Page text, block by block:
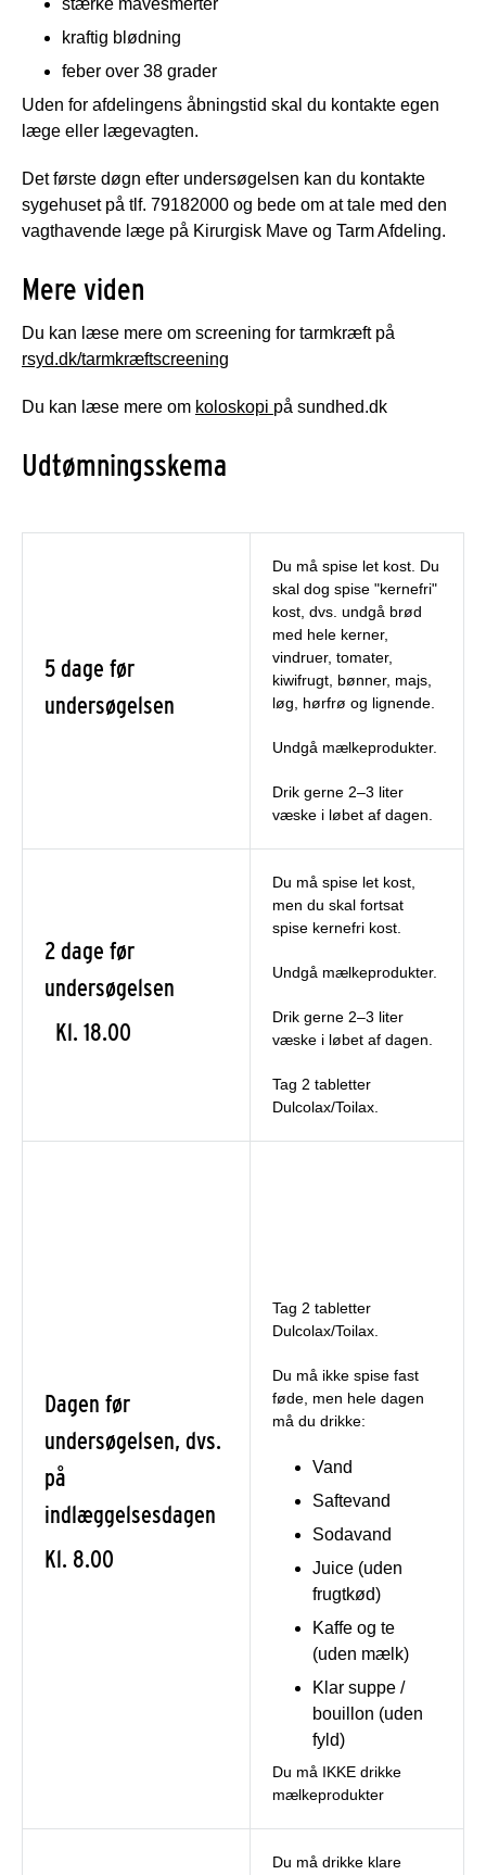
stærke mavesmerter
kraftig blødning
feber over 38 grader
Uden for afdelingens åbningstid skal du kontakte egen
læge eller lægevagten.
Det første døgn efter undersøgelsen kan du kontakte
sygehuset på tlf. 79182000 og bede om at tale med den
vagthavende læge på Kirurgisk Mave og Tarm Afdeling.
Mere viden
Du kan læse mere om screening for tarmkræft på
rsyd.dk/tarmkræftscreening
Du kan læse mere om koloskopi på sundhed.dk
Udtømningsskema
5 dage før
undersøgelsen
Du må spise let kost. Du
skal dog spise "kernefri"
kost, dvs. undgå brød
med hele kerner,
vindruer, tomater,
kiwifrugt, bønner, majs,
løg, hørfrø og lignende.
Undgå mælkeprodukter.
Drik gerne 2–3 liter
væske i løbet af dagen.
2 dage før
undersøgelsen
Kl. 18.00
Du må spise let kost,
men du skal fortsat
spise kernefri kost.
Undgå mælkeprodukter.
Drik gerne 2–3 liter
væske i løbet af dagen.
Tag 2 tabletter
Dulcolax/Toilax.
Dagen før
undersøgelsen, dvs.
på
indlæggelsesdagen
Kl. 8.00
Tag 2 tabletter
Dulcolax/Toilax.
Du må ikke spise fast
føde, men hele dagen
må du drikke:
Vand
Saftevand
Sodavand
Juice (uden
frugtkød)
Kaffe og te
(uden mælk)
Klar suppe /
bouillon (uden
fyld)
Du må IKKE drikke
mælkeprodukter
Du må drikke klare